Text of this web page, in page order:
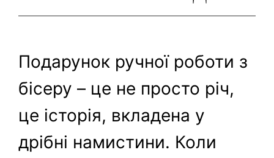
Подарунок ручної роботи з
бісеру – це не просто річ,
це історія, вкладена у
дрібні намистини. Коли